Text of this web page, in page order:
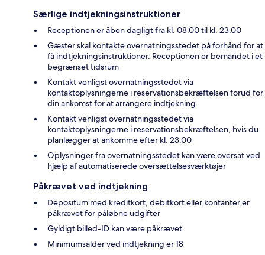
Særlige indtjekningsinstruktioner
Receptionen er åben dagligt fra kl. 08.00 til kl. 23.00
Gæster skal kontakte overnatningsstedet på forhånd for at
få indtjekningsinstruktioner. Receptionen er bemandet i et
begrænset tidsrum
Kontakt venligst overnatningsstedet via
kontaktoplysningerne i reservationsbekræftelsen forud for
din ankomst for at arrangere indtjekning
Kontakt venligst overnatningsstedet via
kontaktoplysningerne i reservationsbekræftelsen, hvis du
planlægger at ankomme efter kl. 23.00
Oplysninger fra overnatningsstedet kan være oversat ved
hjælp af automatiserede oversættelsesværktøjer
Påkrævet ved indtjekning
Depositum med kreditkort, debitkort eller kontanter er
påkrævet for påløbne udgifter
Gyldigt billed-ID kan være påkrævet
Minimumsalder ved indtjekning er 18